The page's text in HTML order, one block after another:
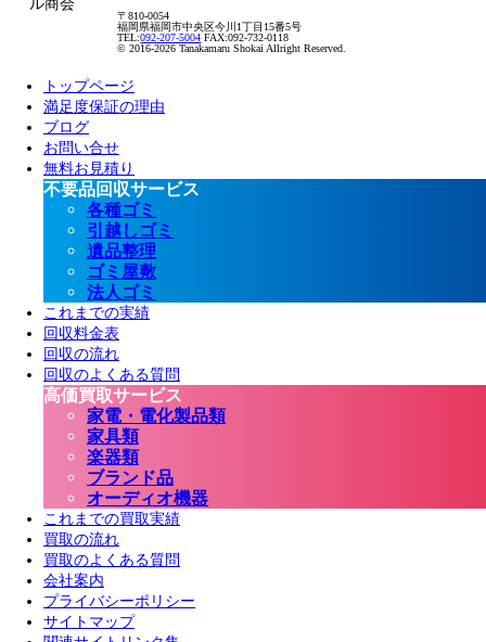
〒810-0054
福岡県福岡市中央区今川1丁目15番5号
TEL:092-207-5004 FAX:092-732-0118
© 2016-2026 Tanakamaru Shokai Allright Reserved.
トップページ
満足度保証の理由
ブログ
お問い合せ
無料お見積り
不要品回収サービス
各種ゴミ
引越しゴミ
遺品整理
ゴミ屋敷
法人ゴミ
これまでの実績
回収料金表
回収の流れ
回収のよくある質問
高価買取サービス
家電・電化製品類
家具類
楽器類
ブランド品
オーディオ機器
これまでの買取実績
買取の流れ
買取のよくある質問
会社案内
プライバシーポリシー
サイトマップ